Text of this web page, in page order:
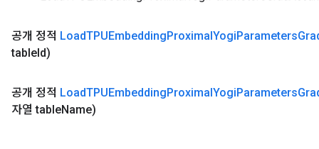
공개 정적 LoadTPUEmbeddingProximalYogiParameters
tableId)
공개 정적 LoadTPUEmbeddingProximalYogiParameters
자열 tableName)